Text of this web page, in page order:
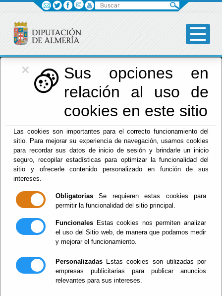
×
Sus opciones en
relación al uso de
cookies en este sitio
Las cookies son importantes para el correcto funcionamiento del
sitio. Para mejorar su experiencia de navegación, usamos cookies
para recordar sus datos de inicio de sesión y brindarle un inicio
seguro, recopilar estadísticas para optimizar la funcionalidad del
sitio y ofrecerle contenido personalizado en función de sus
intereses.
Obligatorias Se requieren estas cookies para
permitir la funcionalidad del sitio principal.
Funcionales Estas cookies nos permiten analizar
el uso del Sitio web, de manera que podamos medir
y mejorar el funcionamiento.
Personalizadas Estas cookies son utilizadas por
empresas publicitarias para publicar anuncios
relevantes para sus intereses.
Diputación
Menú Diputación
Hacienda - Presupuesto - Alegaciones
ALEGACIONES AL PRESUPUESTO GENERAL DE LA
DIPUTACIÓN DE ALMERÍA 2018
Diputación Provincial de Almería - Presidencia y Hacienda
- Hacienda
Economía y Hacienda - Presupuesto - Alegaciones
Red Provincial
Intranet Provincial
Buscar